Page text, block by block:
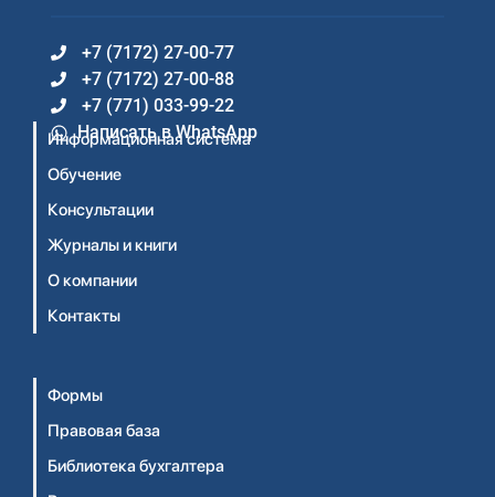
+7 (7172) 27-00-77
+7 (7172) 27-00-88
+7 (771) 033-99-22
Написать в WhatsApp
Информационная система
Обучение
Консультации
Журналы и книги
О компании
Контакты
Формы
Правовая база
Библиотека бухгалтера